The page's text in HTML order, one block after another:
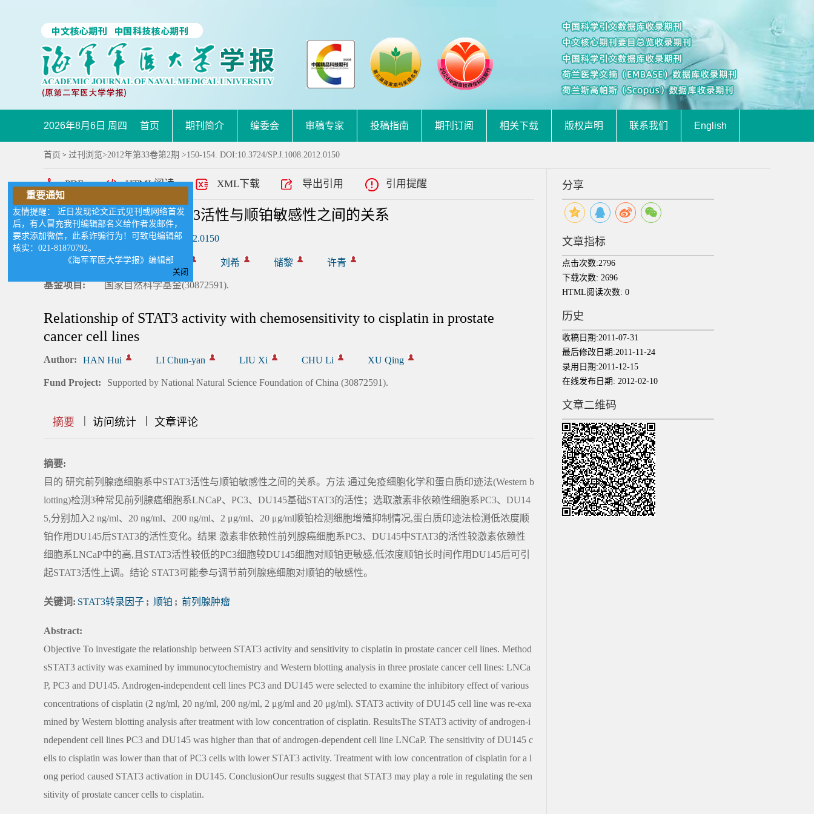
2026年8月6日 周四 首页 期刊简介 编委会 审稿专家 投稿指南 期刊订阅 相关下载 版权声明 联系我们 English
首页 > 过刊浏览>2012年第33卷第2期 >150-154. DOI:10.3724/SP.J.1008.2012.0150
PDF HTML阅读 XML下载 导出引用 引用提醒
前列腺癌细胞系中STAT3活性与顺铂敏感性之间的关系
DOI: 10.3724/SP.J.1008.2012.0150
韩慧 李春燕 刘希 储黎 许青
基金项目: 国家自然科学基金(30872591).
Relationship of STAT3 activity with chemosensitivity to cisplatin in prostate
cancer cell lines
Author: HAN Hui LI Chun-yan LIU Xi CHU Li XU Qing
Fund Project: Supported by National Natural Science Foundation of China (30872591).
摘要 || 访问统计 ||||| 文章评论
摘要:
目的 研究前列腺癌细胞系中STAT3活性与顺铂敏感性之间的关系。方法 通过免疫细胞化学和蛋白质印迹法(Western b
lotting)检测3种常见前列腺癌细胞系LNCaP、PC3、DU145基础STAT3的活性；选取激素非依赖性细胞系PC3、DU14
5,分别加入2 ng/ml、20 ng/ml、200 ng/ml、2 μg/ml、20 μg/ml顺铂检测细胞增殖抑制情况,蛋白质印迹法检测低浓度顺
铂作用DU145后STAT3的活性变化。结果 激素非依赖性前列腺癌细胞系PC3、DU145中STAT3的活性较激素依赖性
细胞系LNCaP中的高,且STAT3活性较低的PC3细胞较DU145细胞对顺铂更敏感,低浓度顺铂长时间作用DU145后可引
起STAT3活性上调。结论 STAT3可能参与调节前列腺癌细胞对顺铂的敏感性。
关键词: STAT3转录因子 ; 顺铂 ; 前列腺肿瘤
Abstract:
Objective To investigate the relationship between STAT3 activity and sensitivity to cisplatin in prostate cancer cell lines. Method
sSTAT3 activity was examined by immunocytochemistry and Western blotting analysis in three prostate cancer cell lines: LNCa
P, PC3 and DU145. Androgen-independent cell lines PC3 and DU145 were selected to examine the inhibitory effect of various
concentrations of cisplatin (2 ng/ml, 20 ng/ml, 200 ng/ml, 2 μg/ml and 20 μg/ml). STAT3 activity of DU145 cell line was re-exa
mined by Western blotting analysis after treatment with low concentration of cisplatin. ResultsThe STAT3 activity of androgen-i
ndependent cell lines PC3 and DU145 was higher than that of androgen-dependent cell line LNCaP. The sensitivity of DU145 c
ells to cisplatin was lower than that of PC3 cells with lower STAT3 activity. Treatment with low concentration of cisplatin for a l
ong period caused STAT3 activation in DU145. ConclusionOur results suggest that STAT3 may play a role in regulating the sen
sitivity of prostate cancer cells to cisplatin.
分享
文章指标
点击次数:2796
下载次数: 2696
HTML阅读次数: 0
历史
收稿日期:2011-07-31
最后修改日期:2011-11-24
录用日期:2011-12-15
在线发布日期: 2012-02-10
文章二维码
重要通知
友情提醒： 近日发现论文正式见刊或网络首发
后，有人冒充我刊编辑部名义给作者发邮件，
要求添加微信，此系诈骗行为！可致电编辑部
核实：021-81870792。
《海军军医大学学报》编辑部
关闭